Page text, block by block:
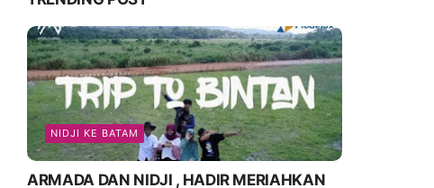
NIDJI KE BATAM
ARMADA DAN NIDJI , HADIR MERIAHKAN